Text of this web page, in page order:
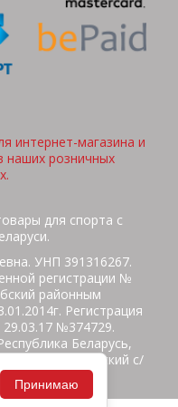
интернет-магазина и
наших розничных
для спорта с
УНП 391316267.
регистрации №
районным
Регистрация
№374729.
Беларусь,
район, Бабиничский с/
Принимаю